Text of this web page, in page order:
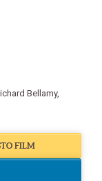
Bellamy,
FILM